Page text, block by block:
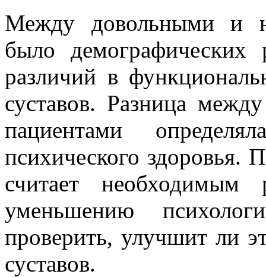
Между довольными и
было
различий в
суставов. Разница
пациентами
психического здоровья.
считает необходимым
уменьшению
проверить, улучшит ли
суставов.